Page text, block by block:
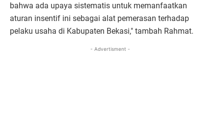
bahwa ada upaya sistematis untuk memanfaatkan
aturan insentif ini sebagai alat pemerasan terhadap
pelaku usaha di Kabupaten Bekasi," tambah Rahmat.
- Advertisment -